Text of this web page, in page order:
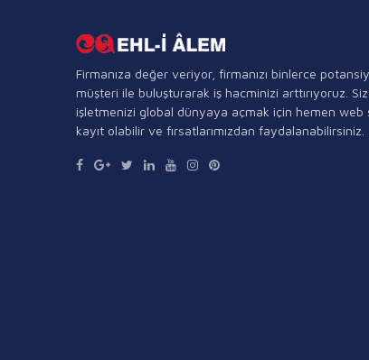
Firmanıza değer veriyor, firmanızı binlerce
müşteri ile buluşturarak iş hacminizi arttırıyoruz.
işletmenizi global dünyaya açmak için hemen web
kayıt olabilir ve fırsatlarımızdan faydalanabilirsiniz.